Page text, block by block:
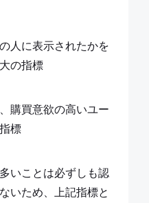
人に表示されたかを
の指標
購買意欲の高いユー
標
いことは必ずしも認
いため、上記指標と